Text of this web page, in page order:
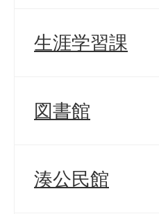
生涯学習課
図書館
湊公民館